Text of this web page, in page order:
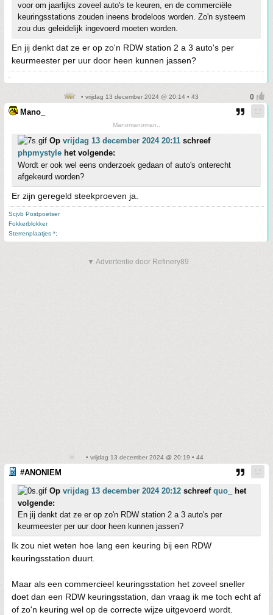
voor om jaarlijks zoveel auto's te keuren, en de commerciële
keuringsstations zouden ineens brodeloos worden. Zo'n systeem
zou dus geleidelijk ingevoerd moeten worden.
En jij denkt dat ze er op zo'n RDW station 2 a 3 auto's per
keurmeester per uur door heen kunnen jassen?
-
• vrijdag 13 december 2024 @ 20:14 • 43
Mano_
Manomanoman..
Op vrijdag 13 december 2024 20:11 schreef
phpmystyle het volgende:
Wordt er ook wel eens onderzoek gedaan of auto's onterecht
afgekeurd worden?
Er zijn geregeld steekproeven ja.
Scjvb Postpoetser
Fokkerblokker
Sterrenplaatjes *;
▼ Advertentie door Refinery89
• vrijdag 13 december 2024 @ 20:19 • 44
#ANONIEM
Op vrijdag 13 december 2024 20:12 schreef quo_
het
volgende:
En jij denkt dat ze er op zo'n RDW station 2 a 3 auto's per
keurmeester per uur door heen kunnen jassen?
Ik zou niet weten hoe lang een keuring bij een RDW
keuringsstation duurt.
Maar als een commercieel keuringsstation het zoveel sneller
doet dan een RDW keuringsstation, dan vraag ik me toch echt af
of zo'n keuring wel op de correcte wijze uitgevoerd wordt.